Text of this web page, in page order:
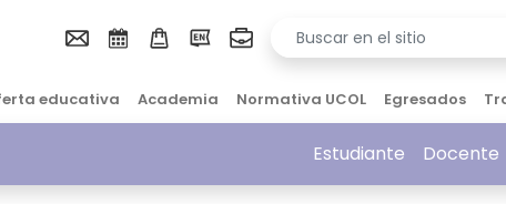
educativa Academia Normativa UCOL Egresados
Estudiante Docente